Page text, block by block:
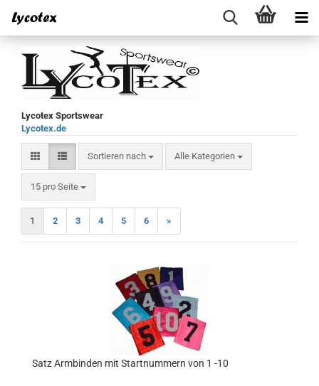
Lycotex Sportswear
Lycotex.de
Sortieren nach
Sortieren nach Alle Kategorien
15 pro Seite
pro Seite
1 2 3 4 5 6 »
Satz Armbinden mit Startnummern von 1 -10